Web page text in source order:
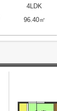
4LDK
96.40㎡